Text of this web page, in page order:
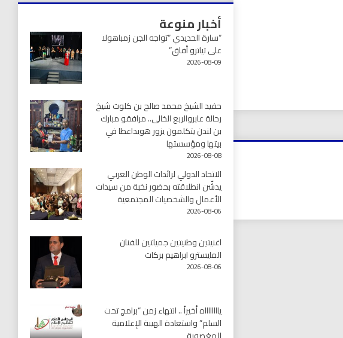
أخبار منوعة
“سارة الحديدي “تواجه الجن زمباهولا
على تياترو أفاق”
2026-08-09
حفيد الشيخ محمد صالح بن كلوت شيخ
رحالة عابروالربع الخالى.. مرافقو مبارك
بن لندن يتكلمون يزور هويداعطا في
بيتها ومؤسستها
2026-08-08
الاتحاد الدولي لرائدات الوطن العربي
يدشّن انطلاقته بحضور نخبة من سيدات
الأعمال والشخصيات المجتمعية
2026-08-06
اغنيتين وطنيتين جميلتين للفنان
المايسترو ابراهيم بركات
2026-08-06
يااااااااه أخيراً .. انتهاء زمن “برامج تحت
السلم” واستعادة الهيبة الإعلامية